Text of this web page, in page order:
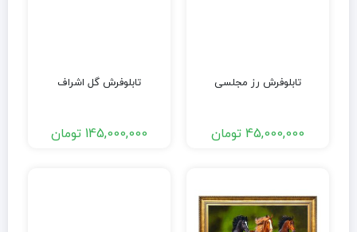
تابلوفرش رز مجلسی
45,000,000 تومان
تابلوفرش گل اشراف
145,000,000 تومان